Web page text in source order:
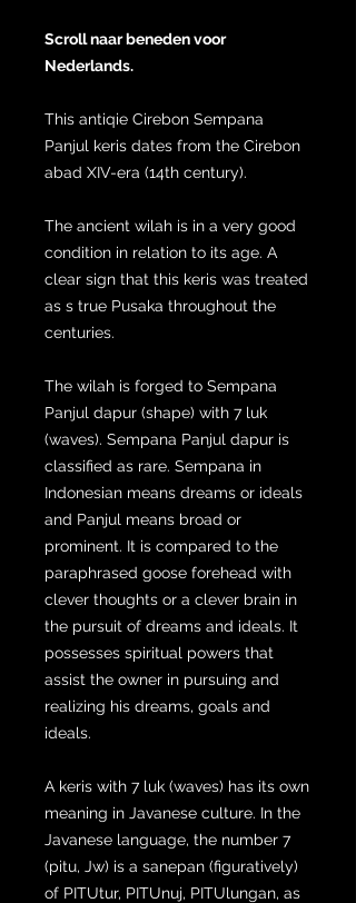
Scroll naar beneden voor
Nederlands.
This antiqie Cirebon Sempana
Panjul keris dates from the Cirebon
abad XIV-era (14th century).
The ancient wilah is in a very good
condition in relation to its age. A
clear sign that this keris was treated
as s true Pusaka throughout the
centuries.
The wilah is forged to Sempana
Panjul dapur (shape) with 7 luk
(waves). Sempana Panjul dapur is
classified as rare. Sempana in
Indonesian means dreams or ideals
and Panjul means broad or
prominent. It is compared to the
paraphrased goose forehead with
clever thoughts or a clever brain in
the pursuit of dreams and ideals. It
possesses spiritual powers that
assist the owner in pursuing and
realizing his dreams, goals and
ideals.
A keris with 7 luk (waves) has its own
meaning in Javanese culture. In the
Javanese language, the number 7
(pitu, Jw) is a sanepan (figuratively)
of PITUtur, PITUnuj, PITUlungan, as